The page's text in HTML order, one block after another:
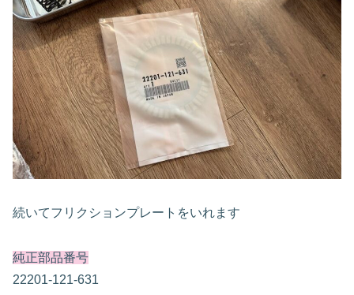
続いてフリクションプレートをいれます
純正部品番号
22201-121-631